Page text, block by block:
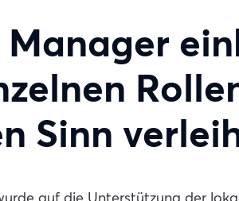
Sinn
auf die Unterstützung der